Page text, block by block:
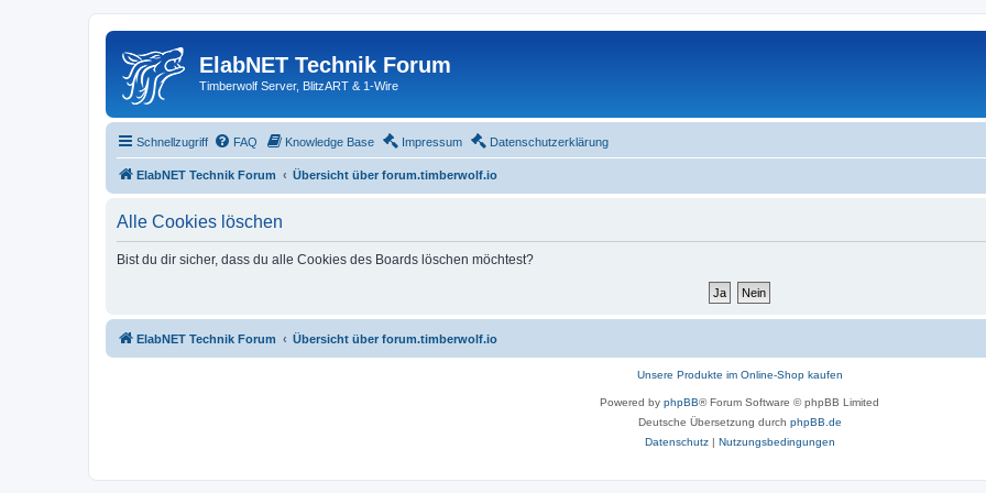
ElabNET Technik Forum
Timberwolf Server, BlitzART & 1-Wire
Schnellzugriff FAQ Knowledge Base Impressum Datenschutzerklärung
ElabNET Technik Forum Übersicht über forum.timberwolf.io
Alle Cookies löschen
Bist du dir sicher, dass du alle Cookies des Boards löschen möchtest?
ElabNET Technik Forum Übersicht über forum.timberwolf.io
Unsere Produkte im Online-Shop kaufen
Powered by phpBB® Forum Software © phpBB Limited
Deutsche Übersetzung durch phpBB.de
Datenschutz| Nutzungsbedingungen